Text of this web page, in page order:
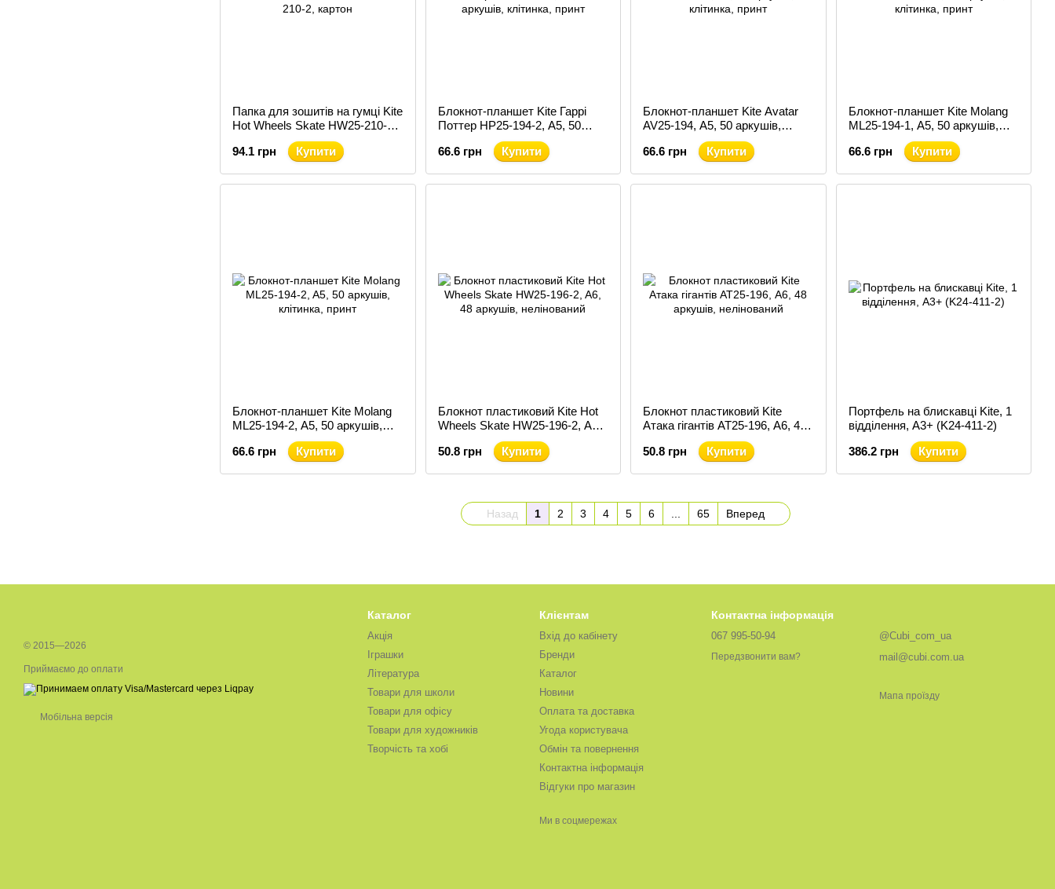
Папка для зошитів на гумці Kite
Hot Wheels Skate HW25-210-2,
94.1 грн
Купити
Блокнот-планшет Kite Гаррі
Поттер HP25-194-2, A5, 50
аркушів, клітинка
66.6 грн
Купити
Блокнот-планшет Kite Avatar
AV25-194, A5, 50 аркушів,
66.6 грн
Купити
Блокнот-планшет Kite Molang
ML25-194-1, A5, 50 аркушів,
66.6 грн
Купити
Блокнот-планшет Kite Molang
ML25-194-2, A5, 50 аркушів,
66.6 грн
Купити
Блокнот пластиковий Kite Hot
Wheels Skate HW25-196-2, A6,
48 аркушів, нелінований
50.8 грн
Купити
Блокнот пластиковий Kite
Атака гігантів AT25-196, А6, 48
аркушів, нелінований
50.8 грн
Купити
Портфель на блискавці Kite, 1
відділення, A3+ (K24-411-2)
386.2 грн
Купити
Назад 1 2 3 4 5 6 65 Вперед
© 2015—2026
Приймаємо до оплати
Мобільна версія
Каталог
Акція
Іграшки
Література
Товари для школи
Товари для офісу
Товари для художників
Творчість та хобі
Клієнтам
Вхід до кабінету
Бренди
Каталог
Новини
Оплата та доставка
Угода користувача
Обмін та повернення
Контактна інформація
Відгуки про магазин
Ми в соцмережах
Контактна інформація
067 995-50-94
Передзвонити вам?
@Cubi_com_ua
mail@cubi.com.ua
Мапа проїзду